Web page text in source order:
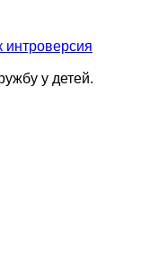
интроверсия
у детей.